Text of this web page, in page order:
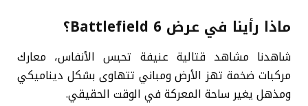
ماذا رأينا في عرض Battlefield 6؟
شاهدنا مشاهد قتالية عنيفة تحبس الأنفاس، معارك
مركبات ضخمة تهز الأرض ومباني تتهاوى بشكل ديناميكي
ومذهل يغير ساحة المعركة في الوقت الحقيقي.